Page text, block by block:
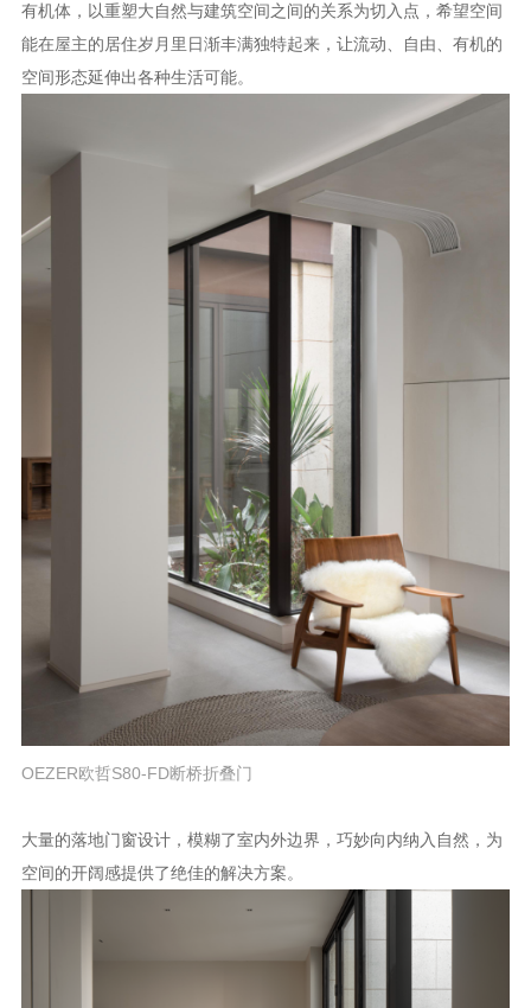
资讯
图文
关于欧哲
有机体，以重塑大自然与建筑空间之间的关系为切入点，希望空间
能在屋主的居住岁月里日渐丰满独特起来，让流动、自由、有机的
空间形态延伸出各种生活可能。
OEZER欧哲S80-FD断桥折叠门
大量的落地门窗设计，模糊了室内外边界，巧妙向内纳入自然，为
空间的开阔感提供了绝佳的解决方案。